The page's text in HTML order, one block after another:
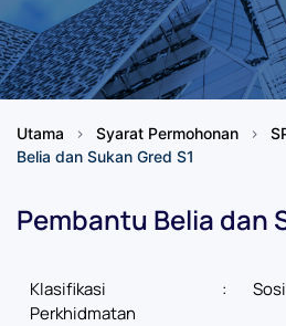
Utama Syarat Permohonan
Belia dan Sukan Gred S1
Pembantu Belia dan
Klasifikasi
Perkhidmatan
: